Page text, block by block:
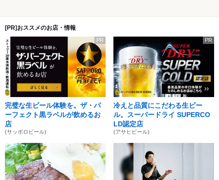
[PR]おススメのお店・情報
PR
完璧な生ビール体験を。ザ・パ
ーフェクト黒ラベルが飲めるお
店
(サッポロビール)
PR
冷えと品質にこだわる生ビー
ル。スーパードライ SUPERCO
LD認定店
(アサヒビール)